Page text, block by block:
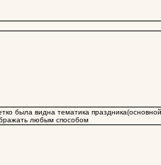
была видна тематика
любым способом